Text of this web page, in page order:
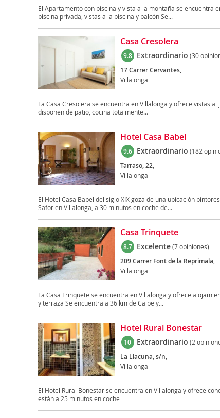
El Apartamento con piscina y vista a la montaña se encuentra
piscina privada, vistas a la piscina y balcón Se...
Casa Cresolera
9.8 Extraordinario (30
17 Carrer Cervantes,
Villalonga
La Casa Cresolera se encuentra en Villalonga y ofrece vistas
disponen de patio, cocina totalmente...
Hotel Casa Babel
9.6 Extraordinario (182
Tarraso, 22,
Villalonga
El Hotel Casa Babel del siglo XIX goza de una ubicación
Safor en Villalonga, a 30 minutos en coche de...
Casa Trinquete
8.7 Excelente(7 opiniones)
209 Carrer Font de la Reprimala,
Villalonga
La Casa Trinquete se encuentra en Villalonga y ofrece
y terraza Se encuentra a 36 km de Calpe y...
Hotel Rural Bonestar
10 Extraordinario (2
La Llacuna, s/n,
Villalonga
El Hotel Rural Bonestar se encuentra en Villalonga y ofrece
están a 25 minutos en coche